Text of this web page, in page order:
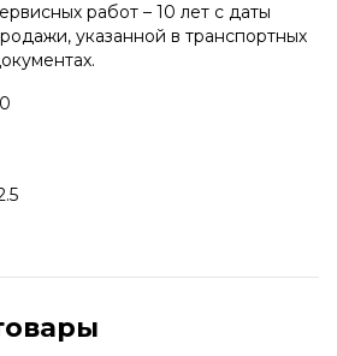
работ – 10 лет с даты
указанной в транспортных